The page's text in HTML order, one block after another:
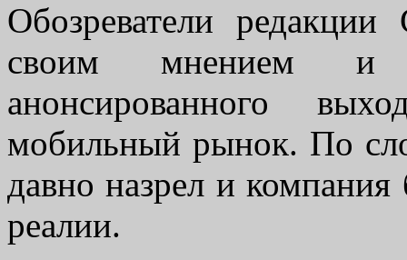
Обозреватели
своим мнением и
анонсированного
мобильный рынок. По
давно назрел и
реалии.